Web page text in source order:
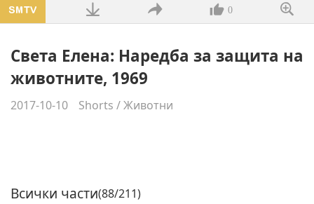
време 0
Света Елена: Наредба за защита на
животните, 1969
2017-10-10 Shorts /Животни
Всички части(88/211)